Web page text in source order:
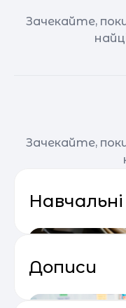
Зачекайте,
Зачекайте,
Дописи